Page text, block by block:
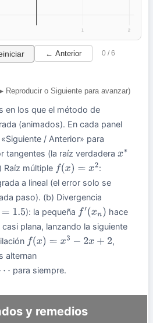
1 2
← Anterior 0 / 6
Reproducir o Siguiente para avanzar)
en los que el método de
(animados). En cada panel
/ Anterior» para
tangentes (la raíz verdadera x∗
Raíz múltiple f( x)= x2
:
a lineal (el error solo se
paso). (b) Divergencia
=1.5 ): la pequeña f′ xn)
hace
plana, lanzando la siguiente
f( x)= x3− 2x +2
,
alternan
para siempre.
y remedios